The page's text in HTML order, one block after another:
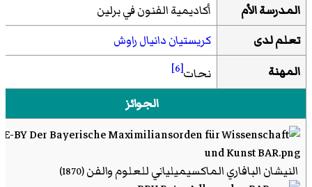
المدرسة الأم
أكاديمية الفنون في برلين
تعلم لدى
كريستيان دانيال راوش
المهنة
نحات[6]
الجوائز
النيشان البافاري الماكسيميلياني للعلوم والفن(1870)